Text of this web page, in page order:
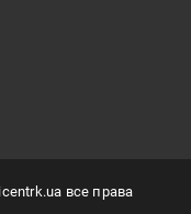
все права